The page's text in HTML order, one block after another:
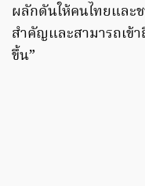
ผลักดันให้คนไทยและ
สำคัญและสามารถเข้
ขึ้น”